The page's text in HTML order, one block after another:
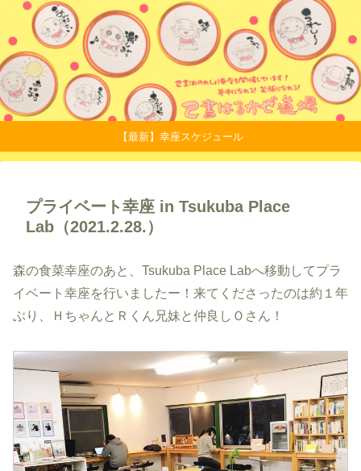
【最新】幸座スケジュール
プライベート幸座 in Tsukuba Place
Lab（2021.2.28.）
森の食菜幸座のあと、Tsukuba Place Labへ移動してプラ
イベート幸座を行いましたー！来てくださったのは約１年
ぶり、ＨちゃんとＲくん兄妹と仲良しＯさん！